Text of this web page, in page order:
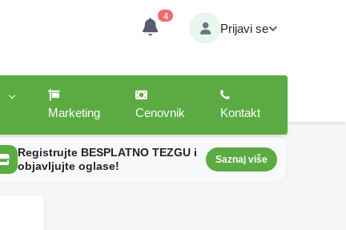
4
Prijavi se
Marketing
Cenovnik Kontakt
Registrujte BESPLATNO TEZGU i
objavljujte oglase!
Saznaj više